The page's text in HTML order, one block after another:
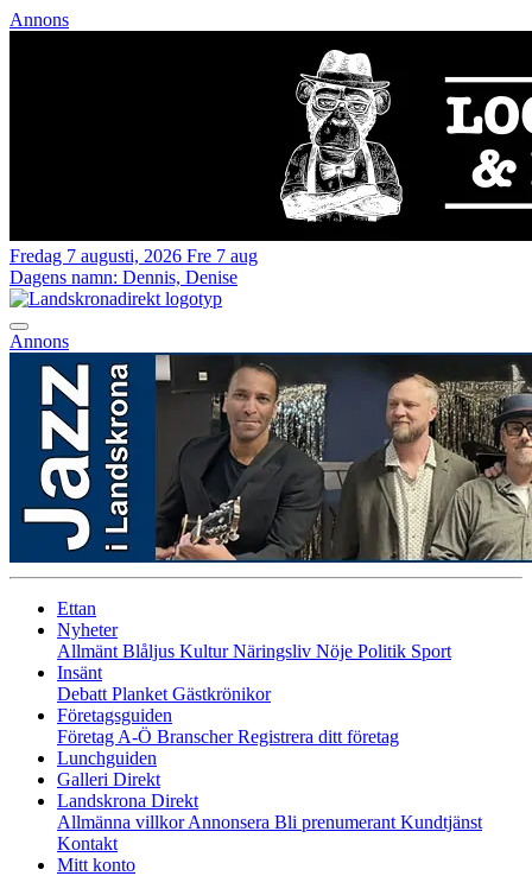
Annons
Fredag 7 augusti, 2026 Fre 7 aug
Dagens namn: Dennis, Denise
Annons
Ettan
Nyheter
Allmänt Blåljus KulturNäringsliv Nöje Politik Sport
Insänt
Debatt Planket Gästkrönikor
Företagsguiden
Företag A-Ö BranscherRegistrera ditt företag
Lunchguiden
Galleri Direkt
Landskrona Direkt
Allmänna villkorAnnonsera Bli prenumerant Kundtjänst
Kontakt
Mitt konto